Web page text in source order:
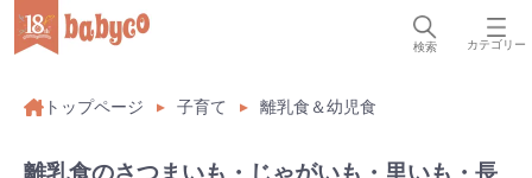
検索 カテゴリー
トップページ 子育て 離乳食＆幼児食
離乳食のさつまいも・じゃがいも・里いも・長